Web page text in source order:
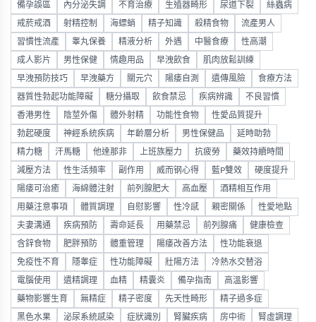
備孕誤區 內分泌失調 不育治療 生殖器畸形 尿道下裂 絲蟲病
戒菸戒酒 射精控制 海螵蛸 精子知識 殺精食物 流產男人
習慣性流產 睾丸保養 精液分析 外遇 中醫食療 性高潮
成人影片 男性保健 情趣用品 早洩飲食 肌肉放鬆訓練
早洩預防技巧 早洩藥方 關元穴 陽痿自測 遺傳風險 食療方法
器質性勃起功能障礙 糖分攝取 飲食禁忌 疾病辨識 不良習慣
香港男性 陰莖外傷 體外射精 功能性食物 性愛品質提升
勃起硬度 神經系統疾病 年齡層分析 男性保健品 延時助勃
精力糖 汗馬糖 他達那非 上班族壓力 抗疲勞 藥效持續時間
減壓方法 性生活頻率 副作用 威而钢心得 藍P雙效 硬度提升
陽痿可治癒 海綿體注射 前列腺肥大 高血壓 酒精相互作用
用藥注意事項 體質調理 自慰影響 性冷感 親密關係 性愛地點
夫妻溝通 疾病預防 壽命延長 用藥禁忌 前列腺痛 健康檢查
含鋅食物 肥胖預防 體重管理 陽痿改善方法 性功能衰退
免疫性不育 隱睾症 性功能障礙 壯陽方法 冷熱水交替浴
電腦使用 遺精調理 血精 精囊炎 備孕指南 高溫影響
藥物影響生育 無精症 精子密度 先天性畸形 精子過多症
黑色水果 泌尿系統感染 症狀識別 腎臟疾病 房中術 腎虛調理